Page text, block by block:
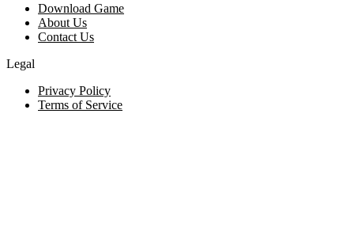
Download Game
About Us
Contact Us
Legal
Privacy Policy
Terms of Service